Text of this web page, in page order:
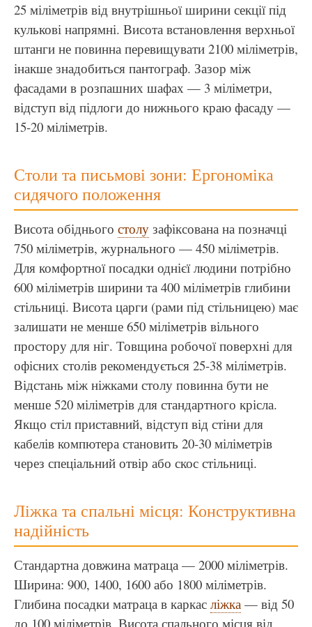
25 міліметрів від внутрішньої ширини секції під
кулькові напрямні. Висота встановлення верхньої
штанги не повинна перевищувати 2100 міліметрів,
інакше знадобиться пантограф. Зазор між
фасадами в розпашних шафах — 3 міліметри,
відступ від підлоги до нижнього краю фасаду —
15-20 міліметрів.
Столи та письмові зони: Ергономіка
сидячого положення
Висота обіднього столу зафіксована на позначці
750 міліметрів, журнального — 450 міліметрів.
Для комфортної посадки однієї людини потрібно
600 міліметрів ширини та 400 міліметрів глибини
стільниці. Висота царги (рами під стільницею) має
залишати не менше 650 міліметрів вільного
простору для ніг. Товщина робочої поверхні для
офісних столів рекомендується 25-38 міліметрів.
Відстань між ніжками столу повинна бути не
менше 520 міліметрів для стандартного крісла.
Якщо стіл приставний, відступ від стіни для
кабелів компютера становить 20-30 міліметрів
через спеціальний отвір або скос стільниці.
Ліжка та спальні місця: Конструктивна
надійність
Стандартна довжина матраца — 2000 міліметрів.
Ширина: 900, 1400, 1600 або 1800 міліметрів.
Глибина посадки матраца в каркас ліжка — від 50
до 100 міліметрів. Висота спального місця від